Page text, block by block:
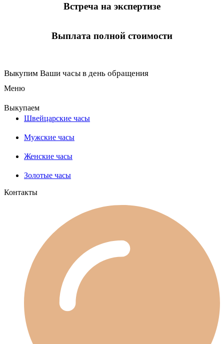
Встреча на экспертизе
Выплата полной стоимости
Выкупим Ваши часы в день обращения
Меню
Выкупаем
Швейцарские часы
Мужские часы
Женские часы
Золотые часы
Контакты